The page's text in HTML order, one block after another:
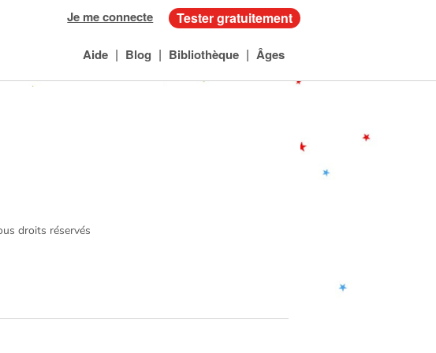
Je me connecte Tester gratuitement
Aide | Blog | Bibliothèque | Âges
droits réservés